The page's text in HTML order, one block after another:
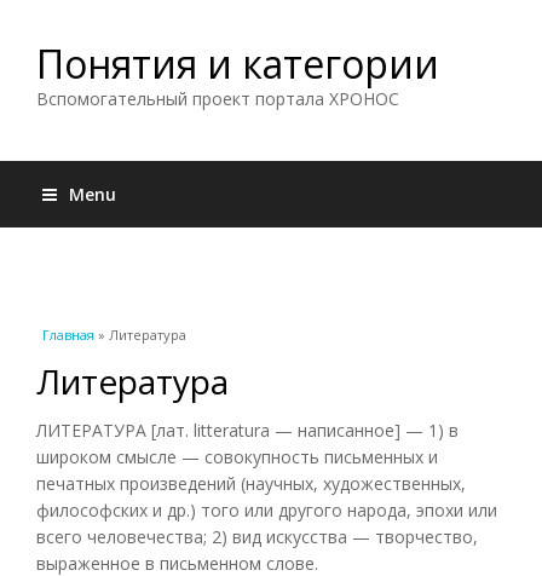
Понятия и категории
Вспомогательный проект портала ХРОНОС
Menu
Вы здесь
Главная » Литература
Литература
ЛИТЕРАТУРА [лат. litteratura — написанное] — 1) в
широком смысле — совокупность письменных и
печатных произведений (научных, художественных,
философских и др.) того или другого народа, эпохи или
всего человечества; 2) вид искусства — творчество,
выраженное в письменном слове.